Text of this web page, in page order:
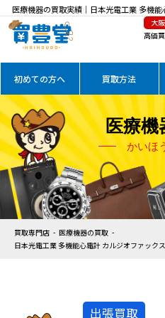
医療機器の買取実績｜日本光電工業 多機
KH-100Dを高価買取
大
高価
初めての方へ 買取方法
医療機
かいほ
買取専門店
医療機器の買取
日本光電工業 多機能心電計 カルジオファッ
出張買取